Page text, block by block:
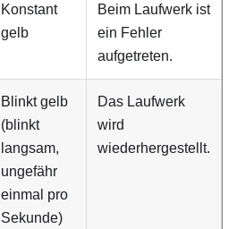
Konstant
gelb
Beim Laufwerk ist
ein Fehler
aufgetreten.
Blinkt gelb
(blinkt
langsam,
ungefähr
einmal pro
Sekunde)
Das Laufwerk
wird
wiederhergestellt.